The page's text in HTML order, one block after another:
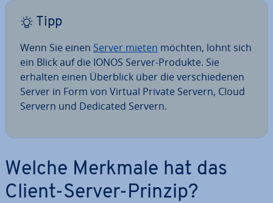
Tipp
Wenn Sie einen Server mieten möchten, lohnt sich
ein Blick auf die IONOS Server-Produkte. Sie
erhalten einen Überblick über die ver­schie­de­nen
Server in Form von Virtual Private Servern, Cloud
Servern und Dedicated Servern.
Welche Merkmale hat das
Client-Server-Prinzip?